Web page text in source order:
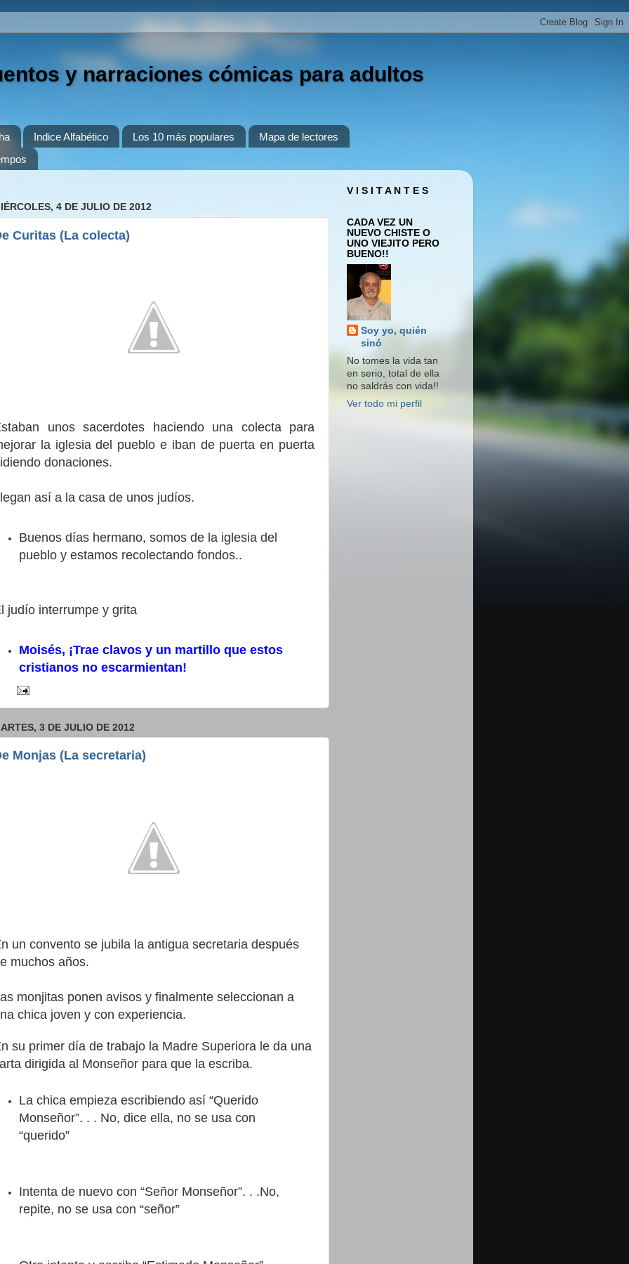
y narraciones cómicas para adultos
Indice Alfabético Los 10 más populares
Mapa de lectores
4 DE JULIO DE 2012
Curitas (La colecta)
unos sacerdotes haciendo una colecta para
la iglesia del pueblo e iban de puerta en puerta
donaciones.
así a la casa de unos judíos.
Buenos días hermano, somos de la iglesia del
pueblo y estamos recolectando fondos..
judío interrumpe y grita
Moisés, ¡Trae clavos y un martillo que estos
cristianos no escarmientan!
3 DE JULIO DE 2012
Monjas (La secretaria)
un convento se jubila la antigua secretaria después
muchos años.
monjitas ponen avisos y finalmente seleccionan a
chica joven y con experiencia.
su primer día de trabajo la Madre Superiora le da una
dirigida al Monseñor para que la escriba.
La chica empieza escribiendo así “Querido
Monseñor”. . . No, dice ella, no se usa con
“querido”
Intenta de nuevo con “Señor Monseñor”. . .No,
repite, no se usa con “señor”
V I S I T A N T E S
CADA VEZ UN
NUEVO CHISTE O
UNO VIEJITO PERO
BUENO!!
Soy yo, quién
sinó
No tomes la vida tan
en serio, total de ella
no saldrás con vida!!
Ver todo mi perfil